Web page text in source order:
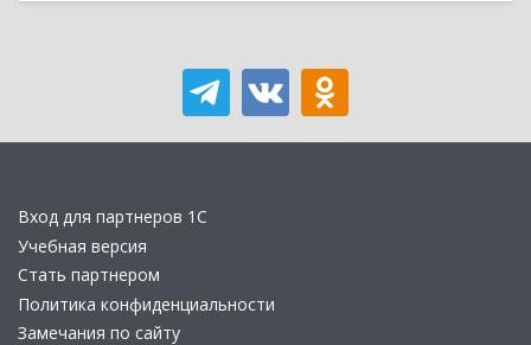
Вход для партнеров 1С
Учебная версия
Стать партнером
Политика конфиденциальности
Замечания по сайту